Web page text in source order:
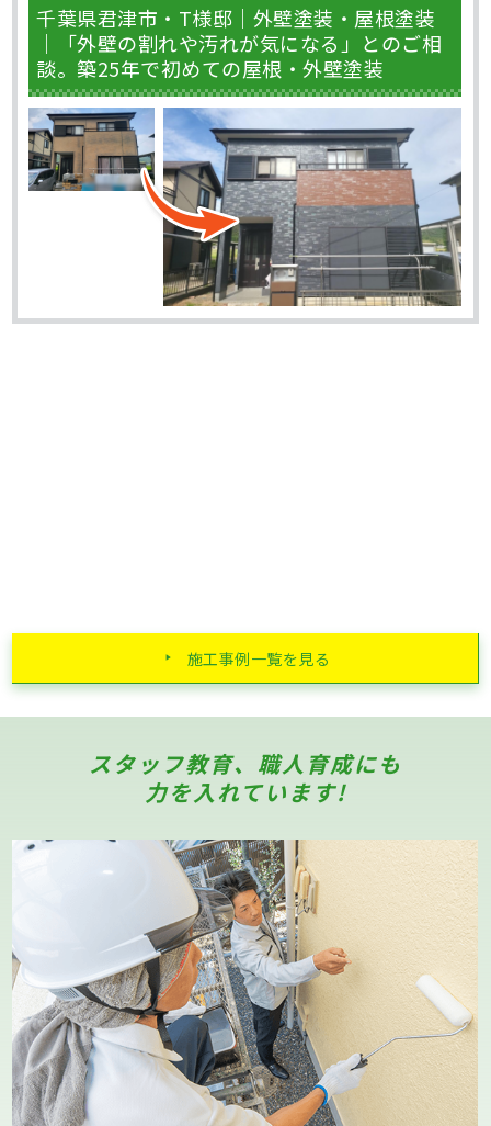
千葉県君津市・T様邸｜外壁塗装・屋根塗装
｜「外壁の割れや汚れが気になる」とのご相
談。築25年で初めての屋根・外壁塗装
施工事例一覧を見る
スタッフ教育、職人育成にも
力を入れています!